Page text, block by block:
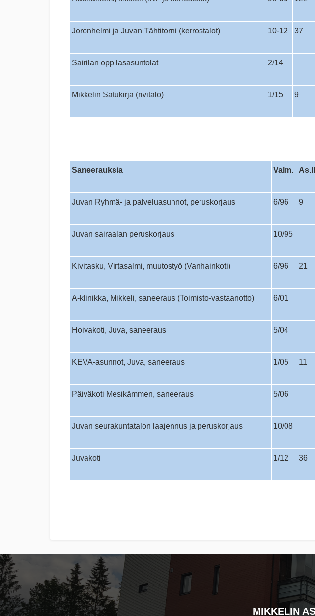
Joronhelmi ja Juvan Tähtitorni (kerrostalot) 10-12 37
Sairilan oppilasasuntolat 2/14
Mikkelin Satukirja (rivitalo) 1/15 9
Saneerauksia Valm.
Juvan Ryhmä- ja palveluasunnot, peruskorjaus 6/96 9
Juvan sairaalan peruskorjaus 10/95
Kivitasku, Virtasalmi, muutostyö (Vanhainkoti) 6/96 21
A-klinikka, Mikkeli, saneeraus (Toimisto-vastaanotto) 6/01
Hoivakoti, Juva, saneeraus 5/04
KEVA-asunnot, Juva, saneeraus 1/05 11
Päiväkoti Mesikämmen, saneeraus 5/06
Juvan seurakuntatalon laajennus ja peruskorjaus 10/08
Juvakoti 1/12 36
MIKKELIN